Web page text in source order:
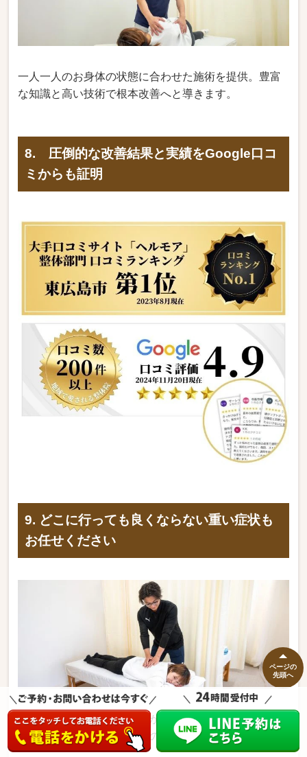
一人一人のお身体の状態に合わせた施術を提供。豊富
な知識と高い技術で根本改善へと導きます。
8. 圧倒的な改善結果と実績をGoogle口コ
ミからも証明
9. どこに行っても良くならない重い症状も
お任せください
どこに行っても改善できなかった重い症状でも大丈夫
です。改善実績は多数あるので当院にお任せ下さい。
ページの
先頭へ